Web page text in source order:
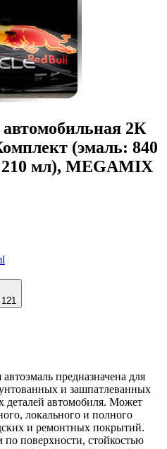
2К
(эмаль: 840
210 мл), MEGAMIX
предназначена для
и зашпатлеванных
деталей автомобиля. Может
локального и полного
и ремонтных покрытий.
поверхности, стойкостью